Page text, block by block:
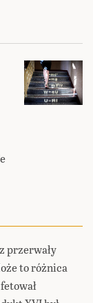
przerwały
to różnica